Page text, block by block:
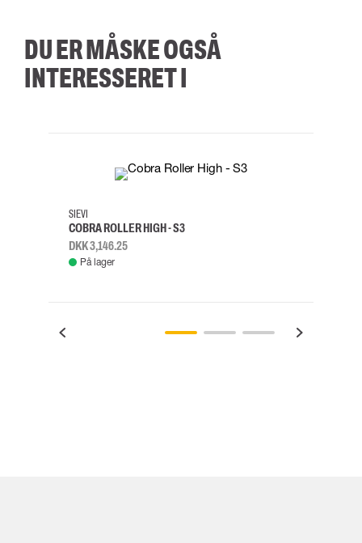
DU ER MÅSKE OGSÅ
INTERESSERET I
38
SIEVI
COBRA ROLLER HIGH - S3
DKK 3,146.25
På lager